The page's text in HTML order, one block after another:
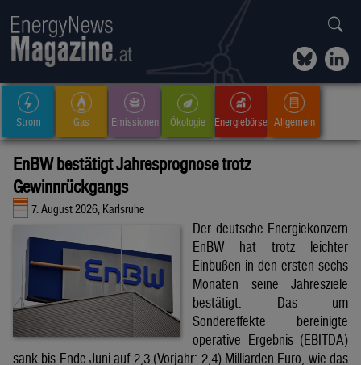
Strom Gas Emissionen Ökologie Energiebörse Allgemein
EnBW bestätigt Jahresprognose trotz
Gewinnrückgangs
7. August 2026, Karlsruhe
Der deutsche Energiekonzern
EnBW hat trotz leichter
Einbußen in den ersten sechs
Monaten seine Jahresziele
bestätigt. Das um
Sondereffekte bereinigte
operative Ergebnis (EBITDA)
sank bis Ende Juni auf 2,3 (Vorjahr: 2,4) Milliarden Euro, wie das